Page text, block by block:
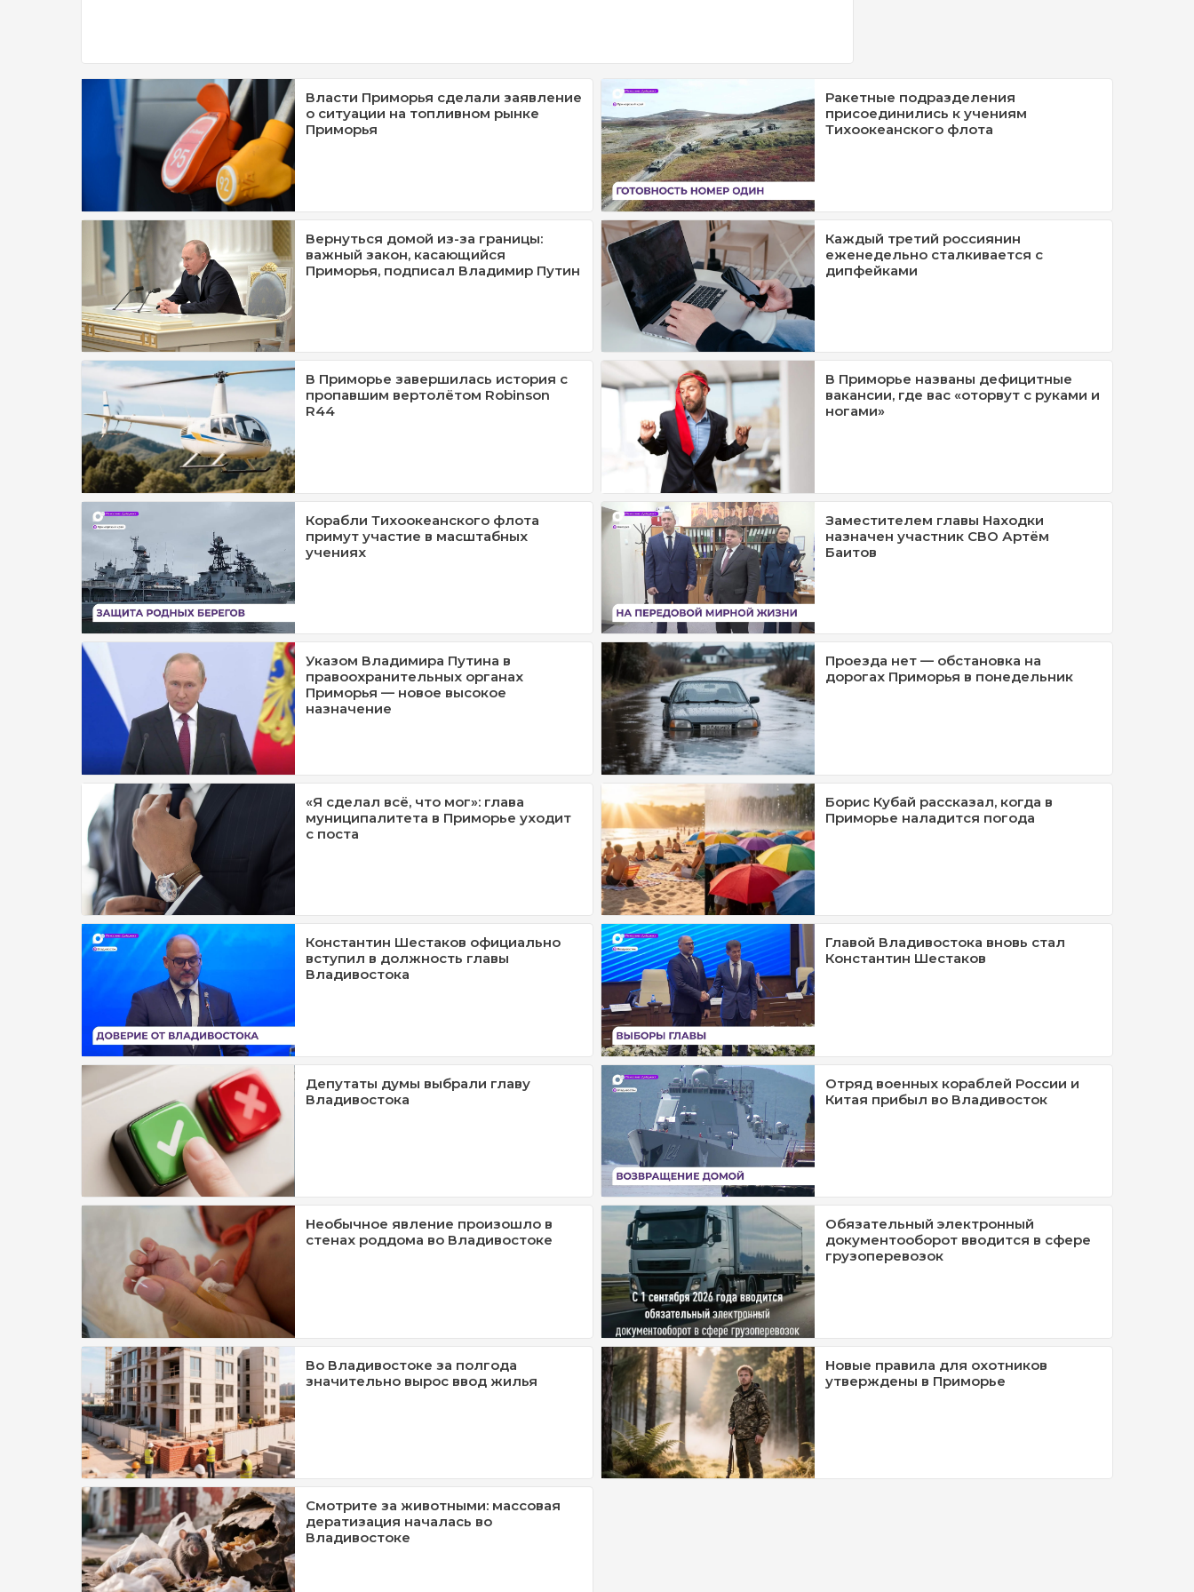
Власти Приморья сделали заявление
о ситуации на топливном рынке
Приморья
Ракетные подразделения
присоединились к учениям
Тихоокеанского флота
Вернуться домой из-за границы:
важный закон, касающийся
Приморья, подписал Владимир Путин
Каждый третий россиянин
еженедельно сталкивается с
дипфейками
В Приморье завершилась история с
пропавшим вертолётом Robinson
R44
В Приморье названы дефицитные
вакансии, где вас «оторвут с руками и
ногами»
Корабли Тихоокеанского флота
примут участие в масштабных
учениях
Заместителем главы Находки
назначен участник СВО Артём
Баитов
Указом Владимира Путина в
правоохранительных органах
Приморья — новое высокое
назначение
Проезда нет — обстановка на
дорогах Приморья в понедельник
«Я сделал всё, что мог»: глава
муниципалитета в Приморье уходит
с поста
Борис Кубай рассказал, когда в
Приморье наладится погода
Константин Шестаков официально
вступил в должность главы
Владивостока
Главой Владивостока вновь стал
Константин Шестаков
Депутаты думы выбрали главу
Владивостока
Отряд военных кораблей России и
Китая прибыл во Владивосток
Необычное явление произошло в
стенах роддома во Владивостоке
Обязательный электронный
документооборот вводится в сфере
грузоперевозок
Во Владивостоке за полгода
значительно вырос ввод жилья
Новые правила для охотников
утверждены в Приморье
Смотрите за животными: массовая
дератизация началась во
Владивостоке